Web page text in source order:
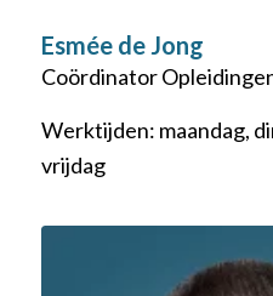
Esmée de Jong
Coördinator
Werktijden: maandag,
vrijdag